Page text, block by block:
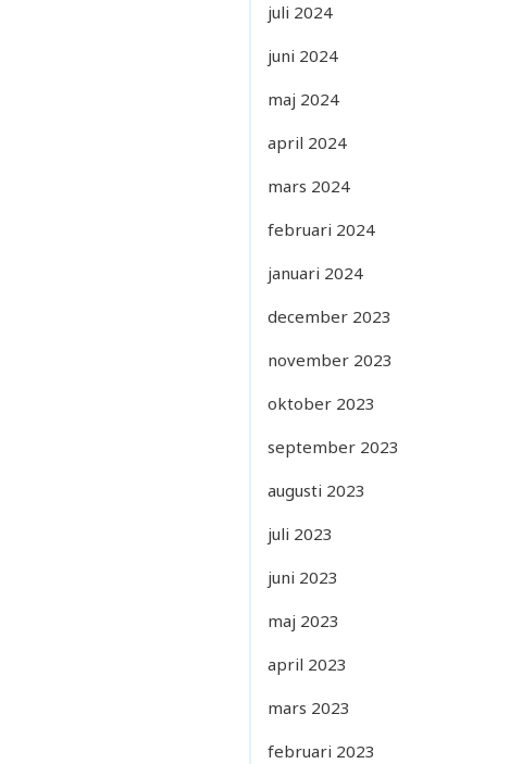
juli 2024
juni 2024
maj 2024
april 2024
mars 2024
februari 2024
januari 2024
december 2023
november 2023
oktober 2023
september 2023
augusti 2023
juli 2023
juni 2023
maj 2023
april 2023
mars 2023
februari 2023